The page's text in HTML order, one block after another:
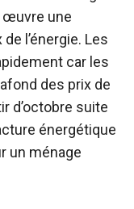
œuvre une
l’énergie. Les
car les
des prix de
d’octobre suite
énergétique
un ménage